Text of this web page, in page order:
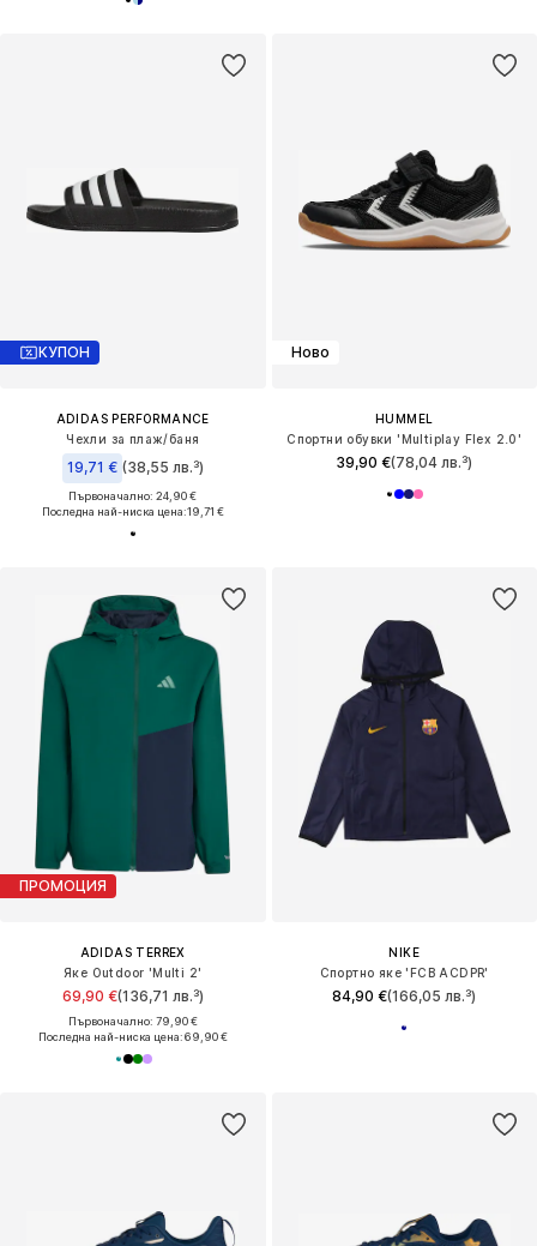
КУПОН
ADIDAS PERFORMANCE
Чехли за плаж/баня
19,71 € (38,55 лв.³)
Първоначално: 24,90 €
Последна най-ниска цена:19,71 €
Ново
HUMMEL
Спортни обувки 'Multiplay Flex 2.0'
39,90 €(78,04 лв.³)
ПРОМОЦИЯ
ADIDAS TERREX
Яке Outdoor 'Multi 2'
69,90 €(136,71 лв.³)
Първоначално: 79,90 €
Последна най-ниска цена:69,90 €
NIKE
Спортно яке 'FCB ACDPR'
84,90 €(166,05 лв.³)